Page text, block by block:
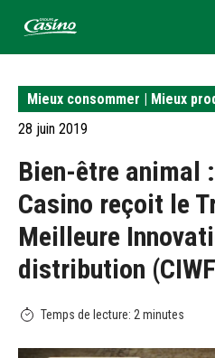
Bienvenue sur le site du
Mieux consommer | Mieux
28 juin 2019
Bien-être animal
Casino reçoit le
Meilleure
distribution